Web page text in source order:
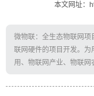
本文网址：
微物联：全生态物联网
联网硬件的项目开发。为
用、物联网产业、物联网